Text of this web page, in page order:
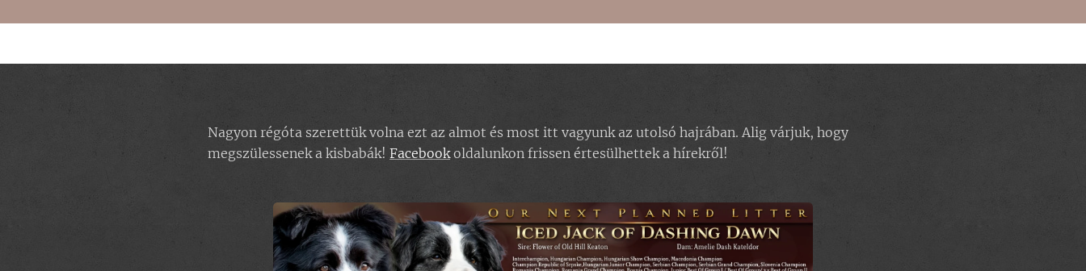
Nagyon régóta szerettük volna ezt az almot és most itt vagyunk az utolsó hajrában. Alig várjuk, hogy
megszülessenek a kisbabák! Facebookoldalunkon frissen értesülhettek a hírekről!